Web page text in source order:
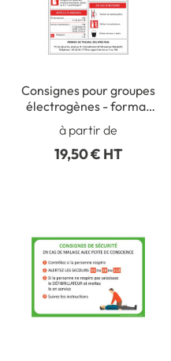
Consignes pour groupes
électrogènes - format
à partir de
19,50 € HT